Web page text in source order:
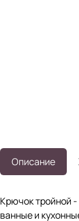
Описание
Крючок тройной
ванные и